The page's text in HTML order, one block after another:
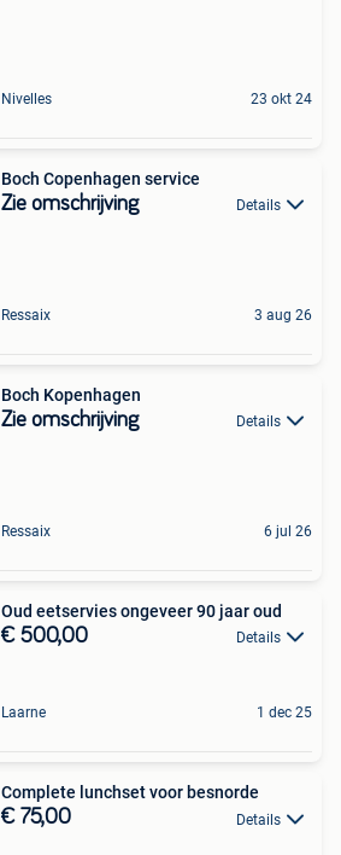
Nivelles 23 okt 24
Boch Copenhagen service
Zie omschrijving Details
Ressaix 3 aug 26
Boch Kopenhagen
Zie omschrijving Details
Ressaix 6 jul 26
Oud eetservies ongeveer 90 jaar oud
€ 500,00 Details
Laarne 1 dec 25
Complete lunchset voor besnorde
€ 75,00 Details